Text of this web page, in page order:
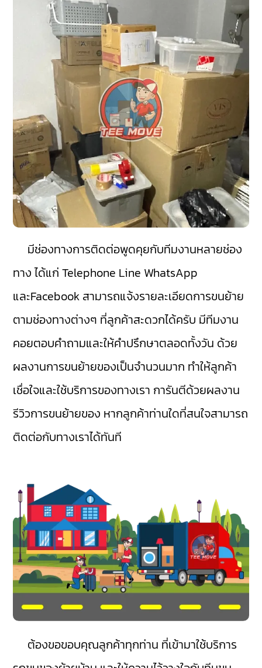
มีช่องทางการติดต่อพูดคุยกับทีมงานหลายช่อง
ทาง ได้แก่ Telephone Line WhatsApp
และFacebook สามารถแจ้งรายละเอียดการขนย้าย
ตามช่องทางต่างๆ ที่ลูกค้าสะดวกได้ครับ มีทีมงาน
คอยตอบคำถามและให้คำปรึกษาตลอดทั้งวัน ด้วย
ผลงานการขนย้ายของเป็นจำนวนมาก ทำให้ลูกค้า
เชื่อใจและใช้บริการของทางเรา การันตีด้วยผลงาน
รีวิวการขนย้ายของ หากลูกค้าท่านใดที่สนใจสามารถ
ติดต่อกับทางเราได้ทันที
ต้องขอขอบคุณลูกค้าทุกท่าน ที่เข้ามาใช้บริการ